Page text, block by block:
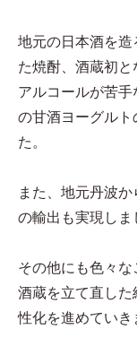
地元の日本酒を造
た焼酎、酒蔵初
アルコールが苦
の甘酒ヨーグルト
た。
また、地元丹波
の輸出も実現しま
その他にも色々
酒蔵を立て直し
性化を進めていき